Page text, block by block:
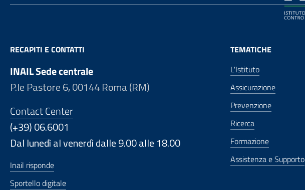
RECAPITI E CONTATTI
INAIL Sede centrale
P.le Pastore 6, 00144 Roma (RM)
Contact Center
(+39) 06.6001
Dal lunedì al venerdì dalle 9.00 alle 18.00
Inail risponde
Sportello digitale
TEMATICHE
L'Istituto
Assicurazione
Prevenzione
Ricerca
Formazione
Assistenza e Supporto